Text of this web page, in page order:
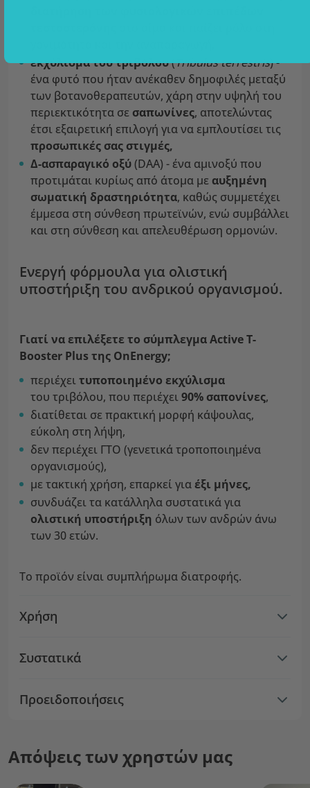
εκχύλισμα του τριβόλου(Tribulus terrestris) -
ένα φυτό που ήταν ανέκαθεν δημοφιλές μεταξύ
των βοτανοθεραπευτών, χάρη στην υψηλή του
περιεκτικότητα σε σαπωνίνες, αποτελώντας
έτσι εξαιρετική επιλογή για να εμπλουτίσει τις
προσωπικές σας στιγμές,
Δ-ασπαραγικό οξύ(DAA) - ένα αμινοξύ που
προτιμάται κυρίως από άτομα με αυξημένη
σωματική δραστηριότητα, καθώς συμμετέχει
έμμεσα στη σύνθεση πρωτεϊνών, ενώ συμβάλλει
και στη σύνθεση και απελευθέρωση ορμονών.
Ενεργή φόρμουλα για ολιστική
υποστήριξη του ανδρικού οργανισμού.
Γιατί να επιλέξετε το σύμπλεγμα Active T-
Booster Plus της OnEnergy;
περιέχειτυποποιημένο εκχύλισμα
του τριβόλου, που περιέχει90% σαπονίνες,
διατίθεται σε πρακτική μορφή κάψουλας,
εύκολη στη λήψη,
δεν περιέχει ΓΤΟ (γενετικά τροποποιημένα
οργανισμούς),
με τακτική χρήση, επαρκεί γιαέξι μήνες,
συνδυάζει τα κατάλληλα συστατικά για
ολιστική υποστήριξη όλων των ανδρών άνω
των 30 ετών.
Το προϊόν είναι συμπλήρωμα διατροφής.
Χρήση
Συστατικά
Προειδοποιήσεις
Απόψεις των χρηστών μας